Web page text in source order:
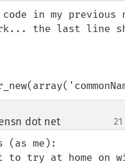
in my previous
the last line
dot net¶
(as me):
to try at home on